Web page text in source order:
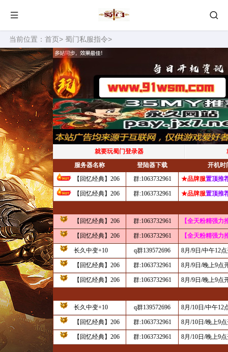
当前位置： 首页> 蜀门私服指令>